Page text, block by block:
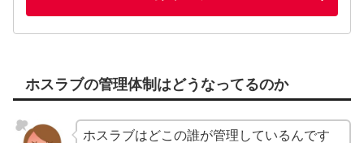
ホスラブの管理体制はどうなってるのか
ホスラブはどこの誰が管理しているんです